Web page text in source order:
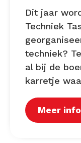
Dit jaar
Techniek
techniek?
al bij de
karretje
Meer